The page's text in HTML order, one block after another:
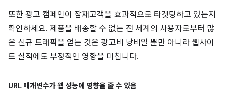
또한 광고 캠페인이 잠재고객을 효과적으로 타겟팅하고 있는지
확인하세요. 제품을 배송할 수 없는 전 세계의 사용자로부터 많
은 신규 트래픽을 얻는 것은 광고비 낭비일 뿐만 아니라 웹사이
트 실적에도 부정적인 영향을 미칩니다.
URL 매개변수가 웹 성능에 영향을 줄 수 있음